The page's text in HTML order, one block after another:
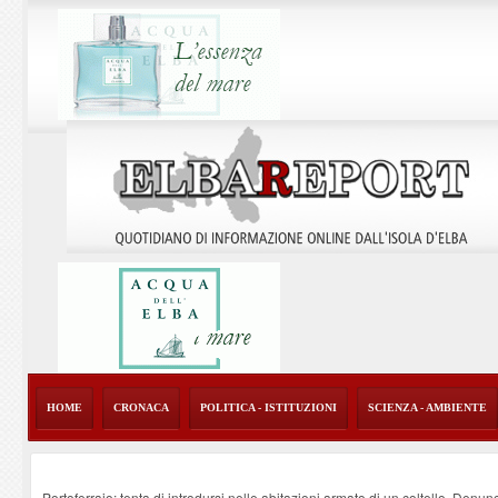
HOME CRONACA POLITICA - ISTITUZIONI SCIENZA - AMBIENTE